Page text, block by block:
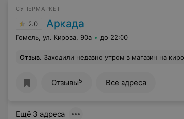
СУПЕРМАРКЕТ
2.0 Аркада
Гомель, ул. Кирова, 90а до 22:00
Отзыв. Заходили недавно утром в магазин на кирова. Людей в магазине не было,как в принципе и сотрудников. Хотели взять заливное или салат. К сожалению,ни того,ни другого на витринах не было,лежали не свежие на вид котлеты,драники и еще
Отзывы5 Все адреса
Ещё 3 адреса